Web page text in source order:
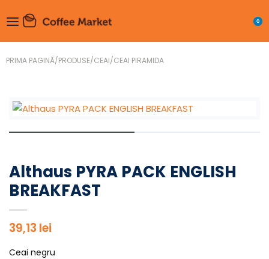
0
PRIMA PAGINĂ/PRODUSE/CEAI/CEAI PIRAMIDA
Althaus PYRA PACK ENGLISH
BREAKFAST
39,13 lei
Ceai negru